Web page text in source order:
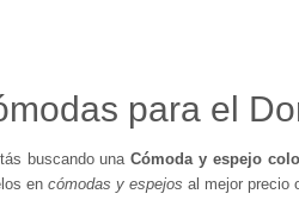
para el
buscando unaCómoda y espejo
en cómodas y espejos al mejor precio